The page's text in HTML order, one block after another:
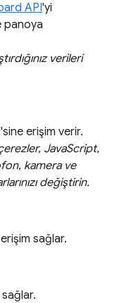
API'yi
panoya
verileri
erişim verir.
JavaScript,
kamera ve
değiştirin.
sağlar.